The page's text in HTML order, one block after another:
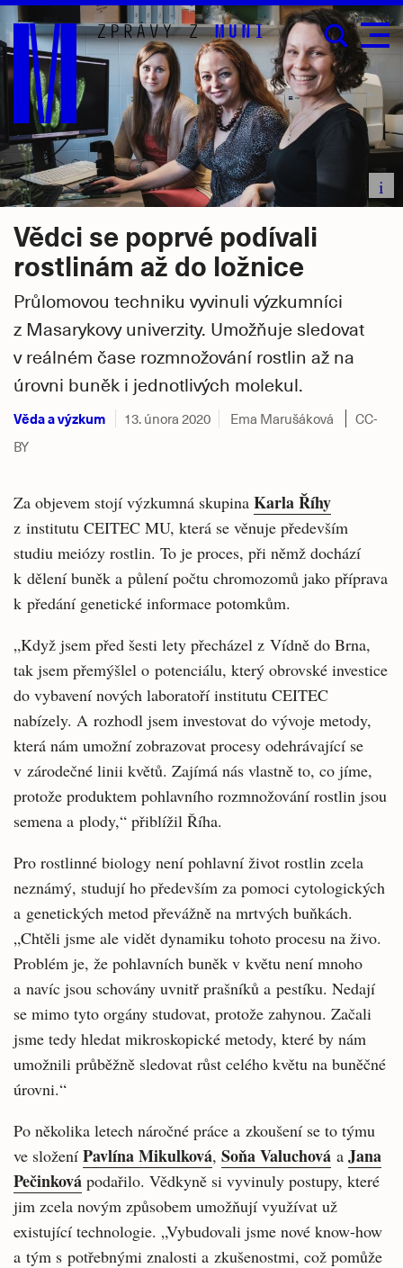
Přejít
na
hlavní
obsah
i
Vědci se poprvé podívali
rostlinám až do ložnice
Průlomovou techniku vyvinuli výzkumníci
z Masarykovy univerzity. Umožňuje sledovat
v reálném čase rozmnožování rostlin až na
úrovni buněk i jednotlivých molekul.
Věda a výzkum 13. února 2020 Ema Marušáková
CC-
BY
Za objevem stojí výzkumná skupina Karla Říhy
z institutu CEITEC MU, která se věnuje především
studiu meiózy rostlin. To je proces, při němž dochází
k dělení buněk a půlení počtu chromozomů jako příprava
k předání genetické informace potomkům.
„Když jsem před šesti lety přecházel z Vídně do Brna,
tak jsem přemýšlel o potenciálu, který obrovské investice
do vybavení nových laboratoří institutu CEITEC
nabízely. A rozhodl jsem investovat do vývoje metody,
která nám umožní zobrazovat procesy odehrávající se
v zárodečné linii květů. Zajímá nás vlastně to, co jíme,
protože produktem pohlavního rozmnožování rostlin jsou
semena a plody,“ přiblížil Říha.
Pro rostlinné biology není pohlavní život rostlin zcela
neznámý, studují ho především za pomoci cytologických
a genetických metod převážně na mrtvých buňkách.
„Chtěli jsme ale vidět dynamiku tohoto procesu na živo.
Problém je, že pohlavních buněk v květu není mnoho
a navíc jsou schovány uvnitř prašníků a pestíku. Nedají
se mimo tyto orgány studovat, protože zahynou. Začali
jsme tedy hledat mikroskopické metody, které by nám
umožnili průběžně sledovat růst celého květu na buněčné
úrovni.“
Po několika letech náročné práce a zkoušení se to týmu
ve složení Pavlína Mikulková, Soňa Valuchová a Jana
Pečinková podařilo. Vědkyně si vyvinuly postupy, které
jim zcela novým způsobem umožňují využívat už
existující technologie. „Vybudovali jsme nové know-how
a tým s potřebnými znalosti a zkušenostmi, což pomůže